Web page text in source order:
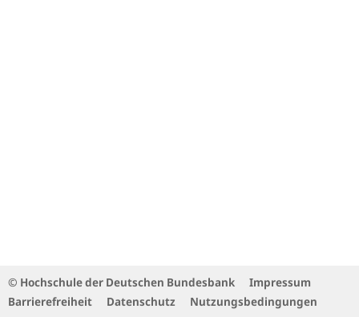
© Hochschule der Deutschen Bundesbank
Impressum
Barrierefreiheit
Datenschutz Nutzungsbedingungen